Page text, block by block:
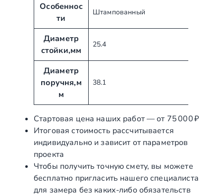
Особеннос
ти
Штампованный
Диаметр
стойки,мм
25.4
Диаметр
поручня,м
м
38.1
Стартовая цена наших работ — от 75 000 ₽
Итоговая стоимость рассчитывается
индивидуально и зависит от параметров
проекта
Чтобы получить точную смету, вы можете
бесплатно пригласить нашего специалиста
для замера без каких‑либо обязательств